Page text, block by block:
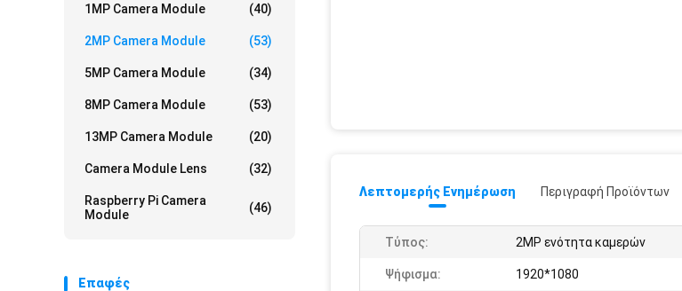
1MP Camera Module (40)
2MP Camera Module (53)
5MP Camera Module (34)
8MP Camera Module (53)
13MP Camera Module (20)
Camera Module Lens (32)
Raspberry Pi Camera
Module
(46)
Επαφές
Λεπτομερής Ενημέρωση Περιγραφή Προϊόντων
Τύπος: 2MP ενότητα καμερών
Ψήφισμα: 1920*1080